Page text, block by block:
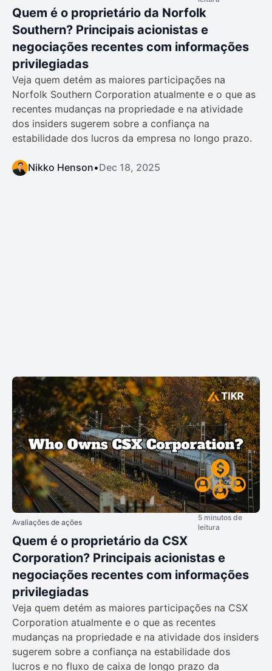
Quem é o proprietário da Norfolk
Southern? Principais acionistas e
negociações recentes com informações
privilegiadas
Veja quem detém as maiores participações na
Norfolk Southern Corporation atualmente e o que as
recentes mudanças na propriedade e na atividade
dos insiders sugerem sobre a confiança na
estabilidade dos lucros da empresa no longo prazo.
Nikko Henson•Dec 18, 2025
Avaliações de ações
5 minutos de
leitura
Quem é o proprietário da CSX
Corporation? Principais acionistas e
negociações recentes com informações
privilegiadas
Veja quem detém as maiores participações na CSX
Corporation atualmente e o que as recentes
mudanças na propriedade e na atividade dos insiders
sugerem sobre a confiança na estabilidade dos
lucros e no fluxo de caixa de longo prazo da